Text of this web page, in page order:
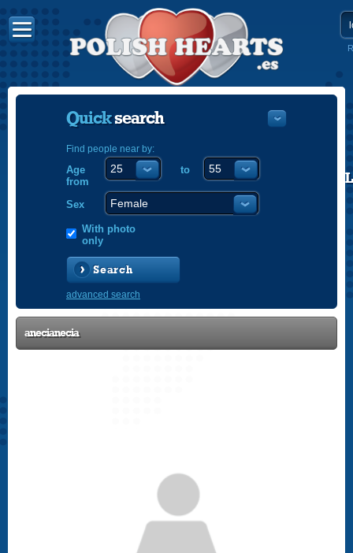
Quicksearch
Find people near by:
Age
from
to
Sex
With photo
only
Search
advanced search
anecianecia